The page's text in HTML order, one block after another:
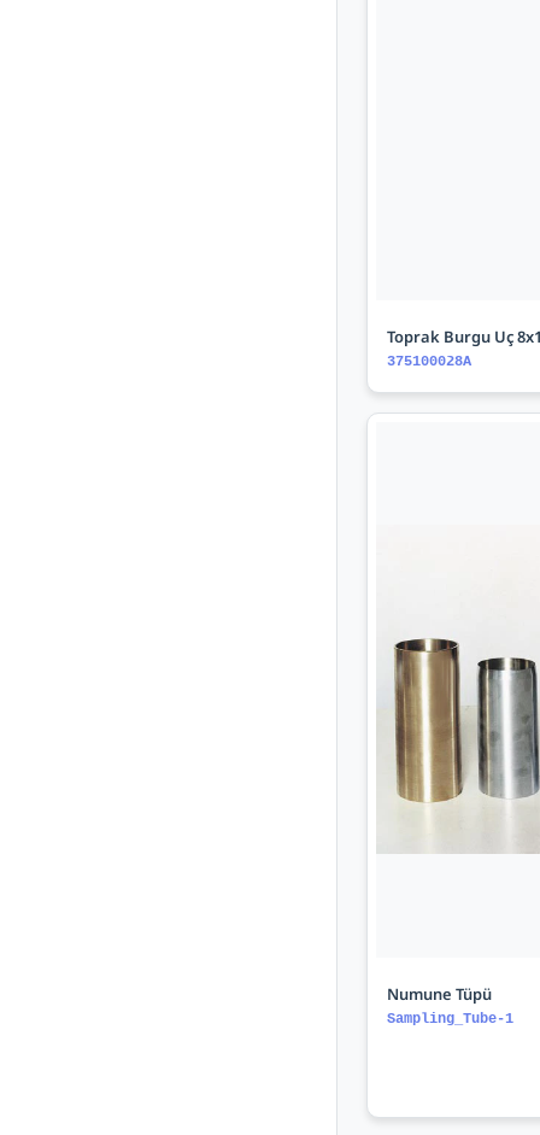
Toprak Burgu Uç
375100028A
Numune Tüpü
Sampling_Tube-1